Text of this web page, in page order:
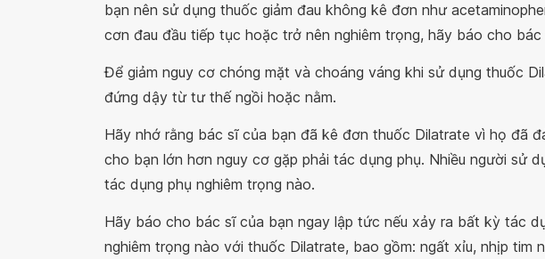
bạn nên sử dụng thuốc giảm đau không kê đơn như
cơn đau đầu tiếp tục hoặc trở nên nghiêm trọng, hãy báo cho
Để giảm nguy cơ chóng mặt và choáng váng khi sử dụng thuốc
đứng dậy từ tư thế ngồi hoặc nằm.
Hãy nhớ rằng bác sĩ của bạn đã kê đơn thuốc Dilatrate vì họ đã
cho bạn lớn hơn nguy cơ gặp phải tác dụng phụ. Nhiều người sử
tác dụng phụ nghiêm trọng nào.
Hãy báo cho bác sĩ của bạn ngay lập tức nếu xảy ra bất kỳ tác
nghiêm trọng nào với thuốc Dilatrate, bao gồm: ngất xỉu, nhịp tim